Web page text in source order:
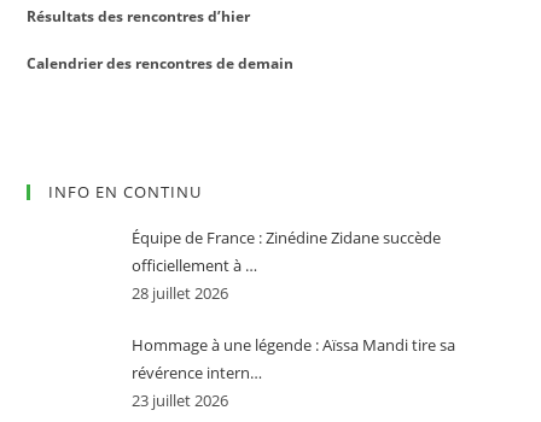
Résultats des rencontres d’hier
Calendrier des rencontres de demain
INFO EN CONTINU
Équipe de France : Zinédine Zidane succède
officiellement à …
28 juillet 2026
Hommage à une légende : Aïssa Mandi tire sa
révérence intern…
23 juillet 2026